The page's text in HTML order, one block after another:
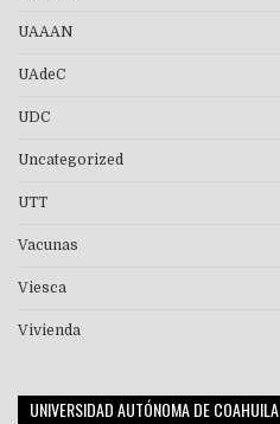
UAAAN
UAdeC
UDC
Uncategorized
UTT
Vacunas
Viesca
Vivienda
UNIVERSIDAD AUTÓNOMA DE COAHUILA